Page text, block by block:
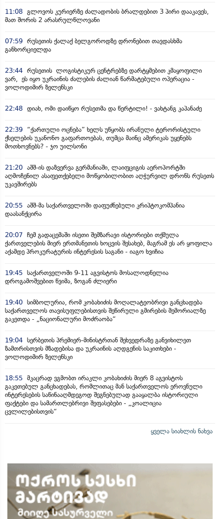
11:08 გლოვოს კურიერზე ძალადობის ბრალდებით 3 პირი დააკავეს,
მათ შორის 2 არასრულწლოვანი
07:59 რუსეთის ქალაქ ბელგოროდზე დრონებით თავდასხმა
განხორციელდა
23:44 რუსეთის ლოგისტიკურ ცენტრებზე დარტყმებით კმაყოფილი
ვარ, ეს იყო უკრაინის ძალების ძალიან წარმატებული ოპერაცია -
ვოლოდიმირ ზელენსკი
22:48 დიახ, ომი დაიწყო რუსეთმა და წერტილი! - ვახტანგ კაპანაძე
22:39
“ქართული ოცნება” ხელს უწყობს ირანული ტერორისტული
ქსელების უკანონო გაფართოებას, თუმცა მაინც ამერიკას უყენებს
მოთხოვნებს? - ჯო უილსონი
21:20 აშშ-ის დაზვერვა გერმანიაში, ლაიფციგის აეროპორტში
აღმოჩენილ ასაფეთქებელი მოწყობილობით აღჭურვილ დრონს რუსეთს
უკავშირებს
20:55 აშშ-მა საქართველოში დაფუძნებული კრიპტოკომპანია
დაასანქცირა
20:07 ჩემ გადაცემაში ისეთი შემზარავი ისტორიები თქმულა
ქართველების მიერ ერთმანეთის ხოცვის შესახებ, მაგრამ ეს არ ყოფილა
აქამდე პროკურატურის ინტერესის საგანი - იაგო ხვიჩია
19:45 საქართველოში 9-11 აგვისტოს მოსალოდნელია
დროგამოშვებით წვიმა, ზოგან ძლიერი
19:40 სიმბოლურია, რომ კობახიძის მოღალატეობრივი განცხადება
საქართველოს თავისუფლებისთვის შეწირული გმირების მემორიალზე
გაკეთდა - „ნაციონალური მოძრაობა“
19:04 სერბეთის პრემიერ-მინისტრთან შეხვედრაზე განვიხილეთ
ზამთრისთვის მზადებისა და უკრაინის აღდგენის საკითხები -
ვოლოდიმირ ზელენსკი
18:55 მკაცრად ვგმობთ ირაკლი კობახიძის მიერ 8 აგვისტოს
გაკეთებულ განცხადებას, რომლითაც მან საქართველოს ეროვნული
ინტერესების საწინააღმდეგოდ შეგნებულად გააყალბა ისტორიული
ფაქტები და სამართლებრივი შეფასებები - „კოალიცია
ცვლილებისთვის“
ყველა სიახლის ნახვა